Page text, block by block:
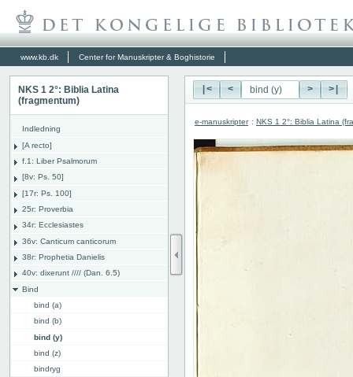
www.kb.dk Center for Manuskripter & Boghistorie
NKS 1 2°: Biblia Latina
(fragmentum)
Indledning
[A recto]
f.1: Liber Psalmorum
[8v: Ps. 50]
[17r: Ps. 100]
25r: Proverbia
34r: Ecclesiastes
36v: Canticum canticorum
38r: Prophetia Danielis
40v: dixerunt //// (Dan. 6.5)
Bind
bind (a)
bind (b)
bind (y)
bind (z)
bindryg
|< < > >|
e-manuskripter : NKS 1 2°: Biblia Latina